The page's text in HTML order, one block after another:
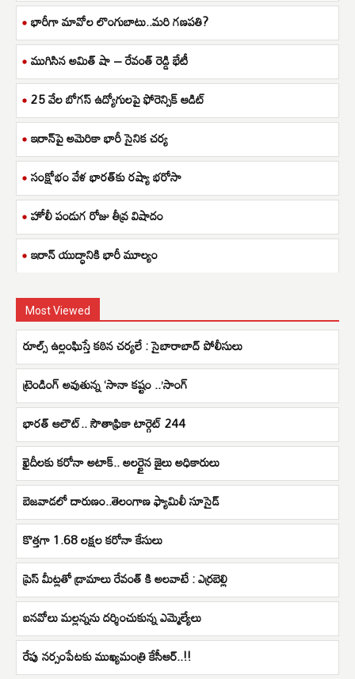
భారీగా మావోల లొంగుబాటు..మరి గణపతి?
ముగిసిన అమిత్ షా – రేవంత్ రెడ్డి భేటీ
25 వేల బోగస్ ఉద్యోగులపై ఫోరెన్సిక్ ఆడిట్
ఇరాన్‌పై అమెరికా భారీ సైనిక చర్య
సంక్షోభం వేళ భారత్‌కు రష్యా భరోసా
హోలీ పండుగ రోజు తీవ్ర విషాదం
ఇరాన్ యుద్ధానికి భారీ మూల్యం
Most Viewed
రూల్స్ ఉల్లంఘిస్తే కఠిన చర్యలే : సైబారాబాద్ పోలీసులు
ట్రెండింగ్ అవుతున్న ‘సానా కష్టం ..’సాంగ్
భారత్ ఆలౌట్.. సౌతాఫ్రికా టార్గెట్ 244
ఖైదీలకు కరోనా అటాక్.. అలర్టైన జైలు అధికారులు
బెజవాడలో దారుణం..తెలంగాణ ఫ్యామిలీ సూసైడ్
కొత్తగా 1.68 లక్షల కరోనా కేసులు
ప్రెస్ మీట్లతో డ్రామాలు రేవంత్ కి అలవాటే : ఎర్రబెల్లి
ఐనవోలు మల్లన్నను దర్శించుకున్న ఎమ్మెల్యేలు
రేపు నర్సంపేటకు ముఖ్యమంత్రి కేసీఆర్..!!